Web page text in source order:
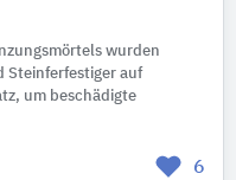
wurden
Steinferfestiger auf
um beschädigte
6